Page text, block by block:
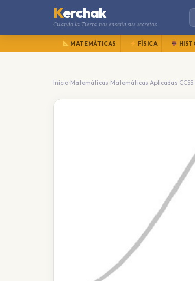
Kerchak
Cuando la Tierra nos enseña sus secretos
MATEMÁTICAS FÍSICA
Inicio›Matemáticas ›Matemáticas Aplicadas CCSS